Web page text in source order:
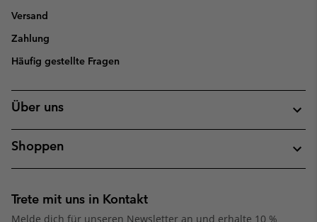
Versand
Zahlung
Häufig gestellte Fragen
Über uns
Shoppen
Trete mit uns in Kontakt
Melde dich für unseren Newsletter an und erhalte 10 %